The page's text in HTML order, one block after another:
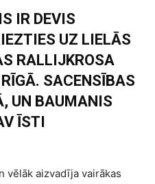
IR DEVIS
UZ LIELĀS
RALLIJKROSA
SACENSĪBAS
UN BAUMANIS
ĪSTI
vēlāk aizvadīja vairākas